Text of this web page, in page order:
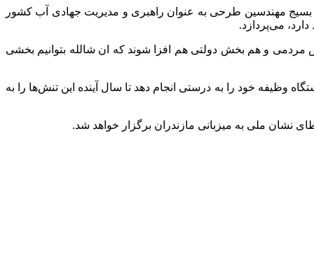
بسیج مهندسین طرحی به عنوان راهبری و مدیریت جهادی آب کشور
می‌پردازد.
مردمی و هم بخش دولتی هم افزا شوند که ان شالله بتوانیم بخشی
خود را به درستی انجام دهد تا سال آینده این تنش‌ها را به
نشان ملی به میزبانی مازندران برگزار خواهد شد.